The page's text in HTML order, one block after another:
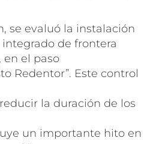
se evaluó la instalación
de frontera
el paso
Redentor”. Este control
la duración de los
un importante hito en